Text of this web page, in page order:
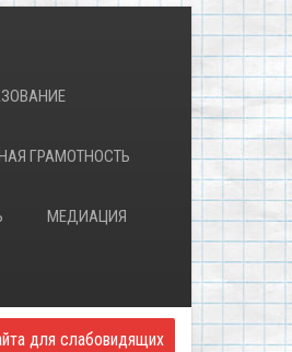
ГРАМОТНОСТЬ
МЕДИАЦИЯ
для слабовидящих